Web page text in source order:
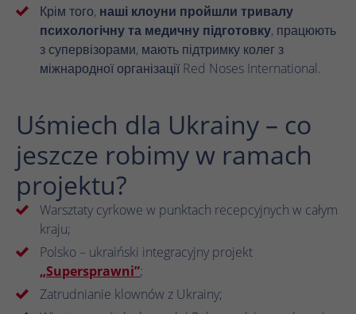
Крім того, наші клоуни пройшли тривалу
психологічну та медичну підготовку, працюють
з супервізорами, мають підтримку колег з
міжнародної організації Red Noses International.
Uśmiech dla Ukrainy – co
jeszcze robimy w ramach
projektu?
Warsztaty cyrkowe w punktach recepcyjnych w całym
kraju;
Polsko – ukraiński integracyjny projekt
„Supersprawni”;
Zatrudnianie klownów z Ukrainy;